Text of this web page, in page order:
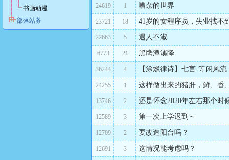
书画动漫
部落站务
24619 1 嘈杂的世界
23721 18 41岁的女程序员，失业找不
22663 5 遇人不淑
6773 21 黑鹰潭溪降
36244 4 【涂燃律诗】七言·等闲风流
24255 1 这样做出来的猪肝，鲜、香
13746 2 还是怀念2020年左右那个时
12589 3 第一次上学迟到～
12709 2 要改造阳台吗？
12691 3 这情况能考虑吗？